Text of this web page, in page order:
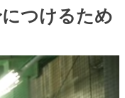
つけるため